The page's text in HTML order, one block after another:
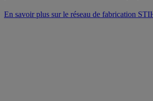
En savoir plus sur le réseau de fabrication